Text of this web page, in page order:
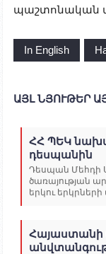
պաշտոնական
In English
ԱՅԼ ՆՅՈՒԹԵՐ
ՀՀ ՊԵԿ
դեսպանին
Դեսպան Մեհդի
ծառայության
երկու
Հայաստանի